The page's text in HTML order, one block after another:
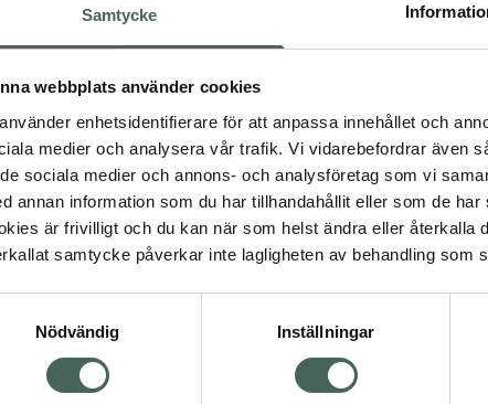
Samtycke
webbplats använder cookies
enhetsidentifierare för att anpassa innehållet och
medier och analysera vår trafik. Vi vidarebefordrar även
sociala medier och annons- och analysföretag som vi
annan information som du har tillhandahållit eller som de
är frivilligt och du kan när som helst ändra eller
samtycke påverkar inte lagligheten av behandling som
Nödvändig
Inställningar
innan användning.
Visa